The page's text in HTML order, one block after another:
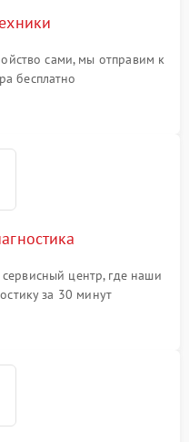
сами, мы отправим к
бесплатно
центр, где наши
за 30 минут